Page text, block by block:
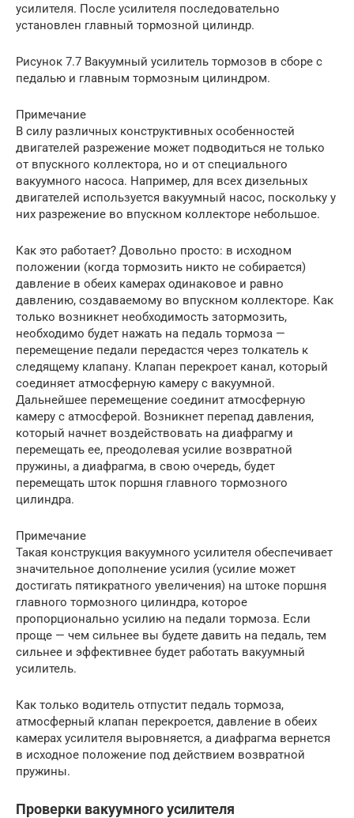
усилителя. После усилителя последовательно
установлен главный тормозной цилиндр.
Рисунок 7.7 Вакуумный усилитель тормозов в сборе с
педалью и главным тормозным цилиндром.
Примечание
В силу различных конструктивных особенностей
двигателей разрежение может подводиться не только
от впускного коллектора, но и от специального
вакуумного насоса. Например, для всех дизельных
двигателей используется вакуумный насос, поскольку у
них разрежение во впускном коллекторе небольшое.
Как это работает? Довольно просто: в исходном
положении (когда тормозить никто не собирается)
давление в обеих камерах одинаковое и равно
давлению, создаваемому во впускном коллекторе. Как
только возникнет необходимость затормозить,
необходимо будет нажать на педаль тормоза —
перемещение педали передастся через толкатель к
следящему клапану. Клапан перекроет канал, который
соединяет атмосферную камеру с вакуумной.
Дальнейшее перемещение соединит атмосферную
камеру с атмосферой. Возникнет перепад давления,
который начнет воздействовать на диафрагму и
перемещать ее, преодолевая усилие возвратной
пружины, а диафрагма, в свою очередь, будет
перемещать шток поршня главного тормозного
цилиндра.
Примечание
Такая конструкция вакуумного усилителя обеспечивает
значительное дополнение усилия (усилие может
достигать пятикратного увеличения) на штоке поршня
главного тормозного цилиндра, которое
пропорционально усилию на педали тормоза. Если
проще — чем сильнее вы будете давить на педаль, тем
сильнее и эффективнее будет работать вакуумный
усилитель.
Как только водитель отпустит педаль тормоза,
атмосферный клапан перекроется, давление в обеих
камерах усилителя выровняется, а диафрагма вернется
в исходное положение под действием возвратной
пружины.
Проверки вакуумного усилителя